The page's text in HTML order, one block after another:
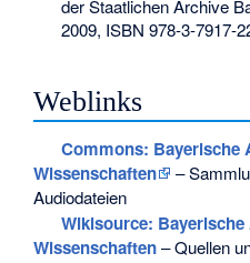
der Staatlichen Archive
2009, ISBN 978-3-7917-
Weblinks
Commons: Bayerische
Wissenschaften
–
Audiodateien
Wikisource: Bayerische
Wissenschaften– Quellen